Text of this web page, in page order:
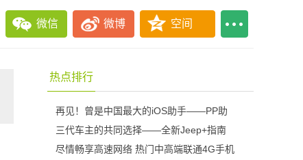
微信 微博 空间
热点排行
再见！曾是中国最大的iOS助手——PP助
三代车主的共同选择——全新Jeep+指南
尽情畅享高速网络 热门中高端联通4G手机